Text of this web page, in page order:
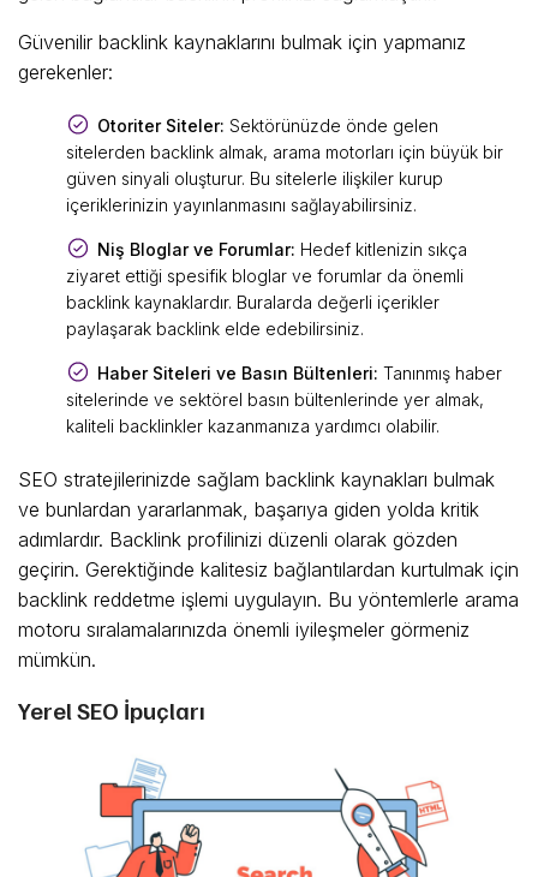
Güvenilir backlink kaynaklarını bulmak için yapmanız
gerekenler:
Otoriter Siteler: Sektörünüzde önde gelen
sitelerden backlink almak, arama motorları için büyük bir
güven sinyali oluşturur. Bu sitelerle ilişkiler kurup
içeriklerinizin yayınlanmasını sağlayabilirsiniz.
Niş Bloglar ve Forumlar: Hedef kitlenizin sıkça
ziyaret ettiği spesifik bloglar ve forumlar da önemli
backlink kaynaklardır. Buralarda değerli içerikler
paylaşarak backlink elde edebilirsiniz.
Haber Siteleri ve Basın Bültenleri: Tanınmış haber
sitelerinde ve sektörel basın bültenlerinde yer almak,
kaliteli backlinkler kazanmanıza yardımcı olabilir.
SEO stratejilerinizde sağlam backlink kaynakları bulmak
ve bunlardan yararlanmak, başarıya giden yolda kritik
adımlardır. Backlink profilinizi düzenli olarak gözden
geçirin. Gerektiğinde kalitesiz bağlantılardan kurtulmak için
backlink reddetme işlemi uygulayın. Bu yöntemlerle arama
motoru sıralamalarınızda önemli iyileşmeler görmeniz
mümkün.
Yerel SEO İpuçları